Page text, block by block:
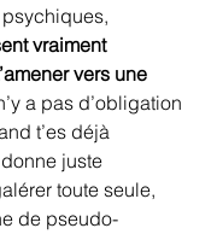
vraiment
vers une
a pas d’obligation
t’es déjà
juste
toute seule,
de pseudo-